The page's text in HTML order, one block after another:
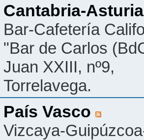
Cantabria-
Bar-Cafetería
"Bar de Carlos
Juan XXIII, nº9,
Torrelavega.
País Vasco
Vizcaya-